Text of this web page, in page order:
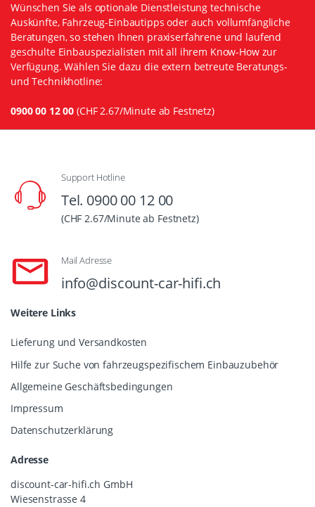
Wünschen Sie als optionale Dienstleistung technische
Auskünfte, Fahrzeug-Einbautipps oder auch vollumfängliche
Beratungen, so stehen Ihnen praxiserfahrene und laufend
geschulte Einbauspezialisten mit all ihrem Know-How zur
Verfügung. Wählen Sie dazu die extern betreute Beratungs-
und Technikhotline:
0900 00 12 00 (CHF 2.67/Minute ab Festnetz)
Support Hotline
Tel. 0900 00 12 00
(CHF 2.67/Minute ab Festnetz)
Mail Adresse
info@discount-car-hifi.ch
Weitere Links
Lieferung und Versandkosten
Hilfe zur Suche von fahrzeugspezifischem Einbauzubehör
Allgemeine Geschäftsbedingungen
Impressum
Datenschutzerklärung
Adresse
discount-car-hifi.ch GmbH
Wiesenstrasse 4